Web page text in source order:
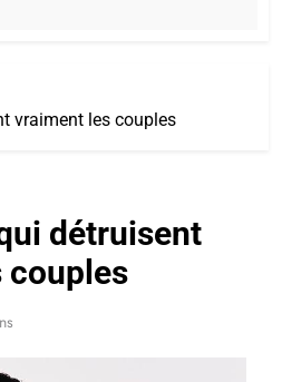
vraiment les couples
détruisent
couples